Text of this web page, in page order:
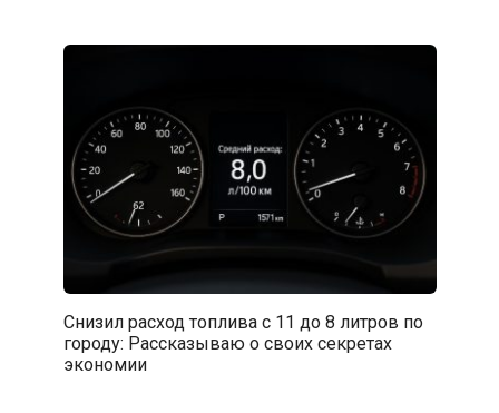
Снизил расход топлива с 11 до 8 литров по
городу: Рассказываю о своих секретах
экономии